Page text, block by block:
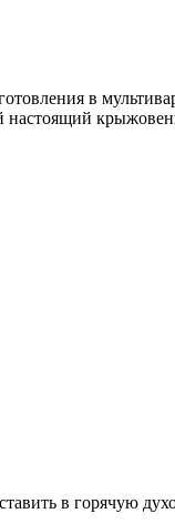
в
настоящий
в горячую